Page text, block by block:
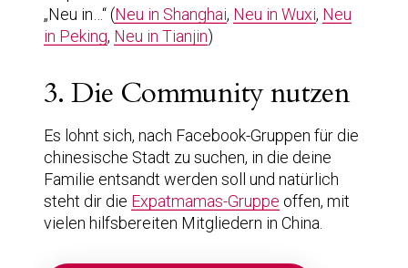
„Neu in…“ (Neu in Shanghai, Neu in Wuxi, Neu
in Peking, Neu in Tianjin)
3. Die Community nutzen
Es lohnt sich, nach Facebook-Gruppen für die
chinesische Stadt zu suchen, in die deine
Familie entsandt werden soll und natürlich
steht dir die Expatmamas-Gruppe offen, mit
vielen hilfsbereiten Mitgliedern in China.